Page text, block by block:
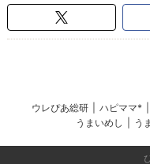
ウレぴあ総研 ハピママ*
うまいめし
う